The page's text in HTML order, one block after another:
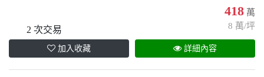
2 次交易
418 萬
8 萬/坪
加入收藏 詳細內容